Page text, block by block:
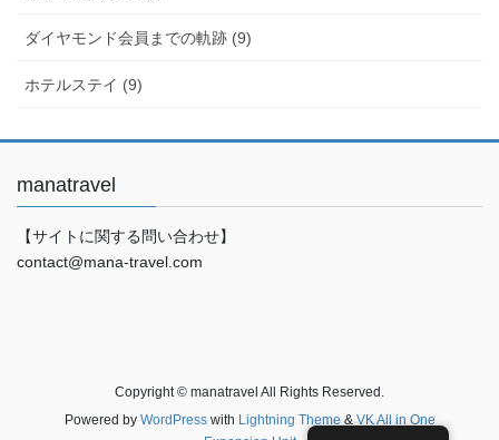
ダイヤモンド会員までの軌跡 (9)
ホテルステイ (9)
manatravel
【サイトに関する問い合わせ】
contact@mana-travel.com
Copyright © manatravel All Rights Reserved.
Powered by WordPresswith Lightning Theme& VK All in One